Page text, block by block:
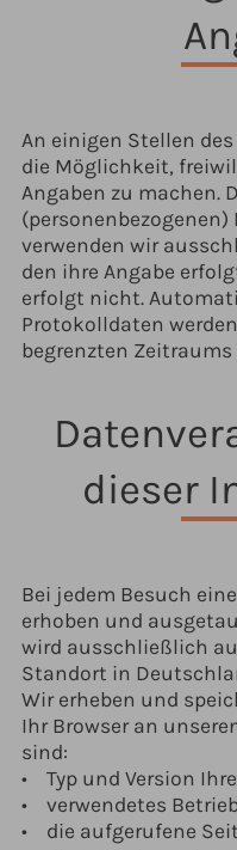
An einigen Stellen
die Möglichkeit,
Angaben zu machen.
verwenden wir
den ihre Angabe
erfolgt nicht.
Protokolldaten
begrenzten
dieser
Bei jedem Besuch
erhoben und
wird ausschließlich
Standort in
Wir erheben und
Ihr Browser an
sind:
• Typ und Version
• verwendetes
• die aufgerufene